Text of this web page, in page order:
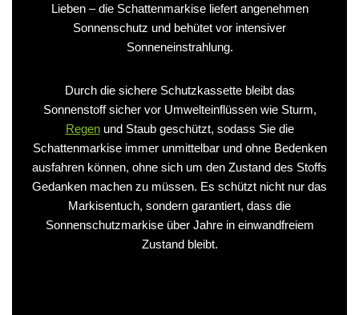
Lieben – die Schattenmarkise liefert angenehmen
Sonnenschutz und behütet vor intensiver
Sonneneinstrahlung.
Durch die sichere Schutzkassette bleibt das
Sonnenstoff sicher vor Umwelteinflüssen wie Sturm,
Regenund Staub geschützt, sodass Sie die
Schattenmarkise immer unmittelbar und ohne Bedenken
ausfahren können, ohne sich um den Zustand des Stoffs
Gedanken machen zu müssen. Es schützt nicht nur das
Markisentuch, sondern garantiert, dass die
Sonnenschutzmarkise über Jahre in einwandfreiem
Zustand bleibt.